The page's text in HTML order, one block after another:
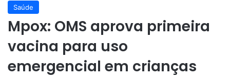
Saúde
Mpox: OMS aprova primeira
vacina para uso
emergencial em crianças